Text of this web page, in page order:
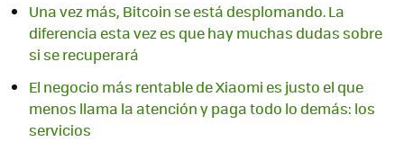
Una vez más, Bitcoin se está desplomando. La
diferencia esta vez es que hay muchas dudas sobre
si se recuperará
El negocio más rentable de Xiaomi es justo el que
menos llama la atención y paga todo lo demás: los
servicios